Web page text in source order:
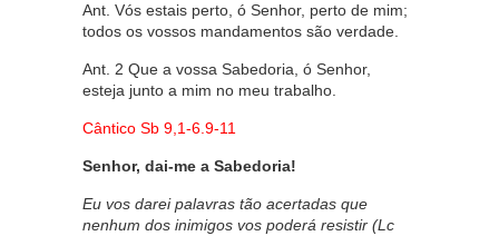
Ant. Vós estais perto, ó Senhor, perto de mim;
todos os vossos mandamentos são verdade.
Ant. 2 Que a vossa Sabedoria, ó Senhor,
esteja junto a mim no meu trabalho.
Cântico Sb 9,1-6.9-11
Senhor, dai-me a Sabedoria!
Eu vos darei palavras tão acertadas que
nenhum dos inimigos vos poderá resistir (Lc